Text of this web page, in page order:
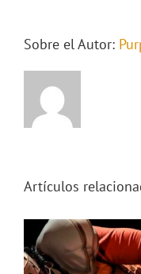
Sobre el Autor:
Artículos